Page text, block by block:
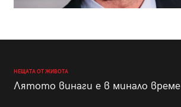
НЕЩАТА ОТ ЖИВОТА
Лятото винаги е в минало време